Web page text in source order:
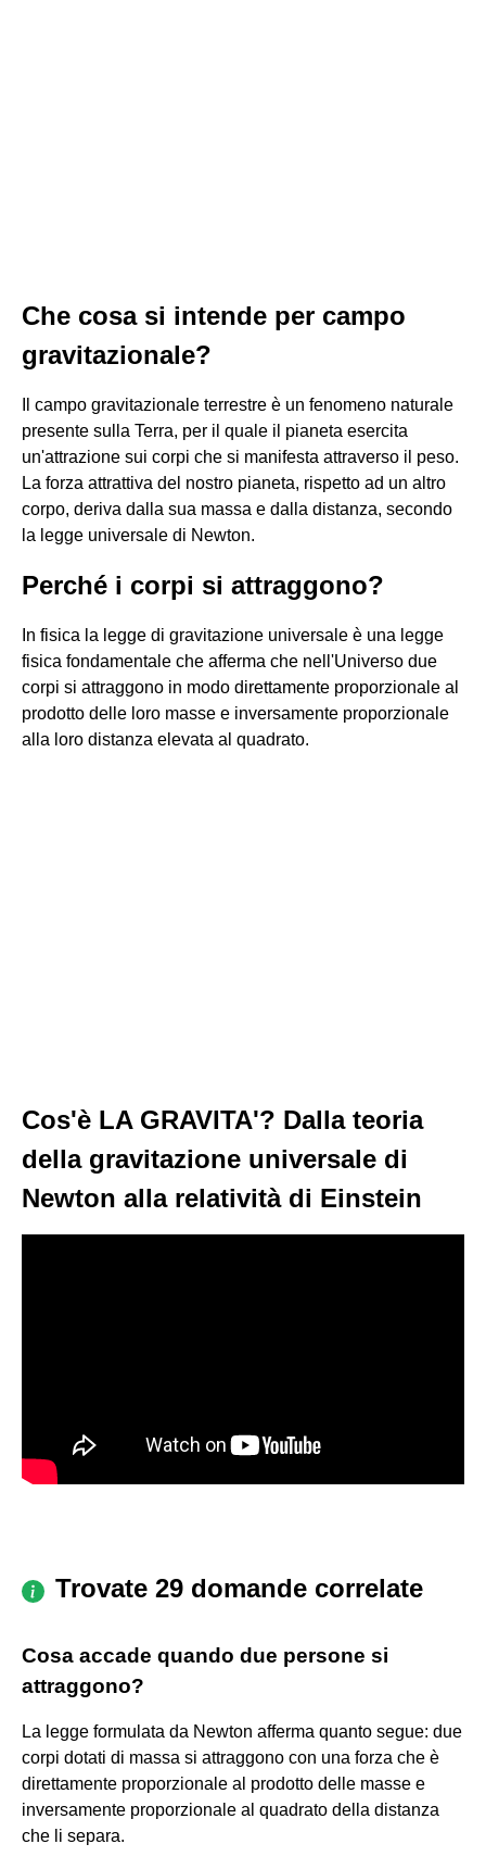
Che cosa si intende per campo
gravitazionale?
Il campo gravitazionale terrestre è un fenomeno naturale
presente sulla Terra, per il quale il pianeta esercita
un'attrazione sui corpi che si manifesta attraverso il peso.
La forza attrattiva del nostro pianeta, rispetto ad un altro
corpo, deriva dalla sua massa e dalla distanza, secondo
la legge universale di Newton.
Perché i corpi si attraggono?
In fisica la legge di gravitazione universale è una legge
fisica fondamentale che afferma che nell'Universo due
corpi si attraggono in modo direttamente proporzionale al
prodotto delle loro masse e inversamente proporzionale
alla loro distanza elevata al quadrato.
Cos'è LA GRAVITA'? Dalla teoria
della gravitazione universale di
Newton alla relatività di Einstein
Trovate 29 domande correlate
Cosa accade quando due persone si
attraggono?
La legge formulata da Newton afferma quanto segue: due
corpi dotati di massa si attraggono con una forza che è
direttamente proporzionale al prodotto delle masse e
inversamente proporzionale al quadrato della distanza
che li separa.